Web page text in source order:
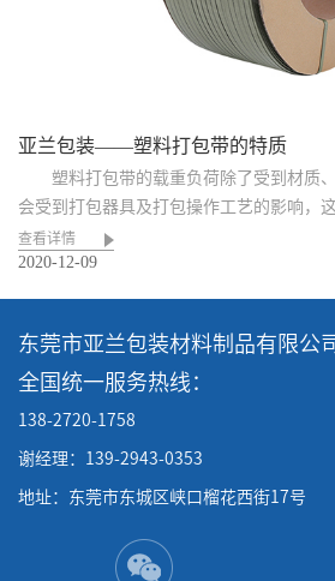
亚兰包装——塑料打包带的特质
塑料打包带的载重负荷除了受到材质、
会受到打包器具及打包操作工艺的影响，
扣越...
查看详情
2020-12-09
东莞市亚兰包装材料制品有限公
全国统一服务热线：
138-2720-1758
谢经理：139-2943-0353
地址：东莞市东城区峡口榴花西街17号